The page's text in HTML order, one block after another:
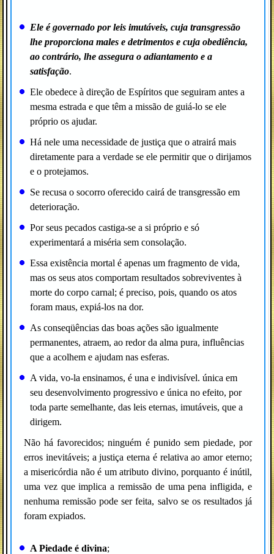
Ele é governado por leis imutáveis, cuja transgressão
lhe proporciona males e detrimentos e cuja obediência,
ao contrário, lhe assegura o adiantamento e a
satisfação.
Ele obedece à direção de Espíritos que seguiram antes a
mesma estrada e que têm a missão de guiá-lo se ele
próprio os ajudar.
Há nele uma necessidade de justiça que o atrairá mais
diretamente para a verdade se ele permitir que o dirijamos
e o protejamos.
Se recusa o socorro oferecido cairá de transgressão em
deterioração.
Por seus pecados castiga-se a si próprio e só
experimentará a miséria sem consolação.
Essa existência mortal é apenas um fragmento de vida,
mas os seus atos comportam resultados sobreviventes à
morte do corpo carnal; é preciso, pois, quando os atos
foram maus, expiá-los na dor.
As conseqüências das boas ações são igualmente
permanentes, atraem, ao redor da alma pura, influências
que a acolhem e ajudam nas esferas.
A vida, vo-la ensinamos, é una e indivisível. única em
seu desenvolvimento progressivo e única no efeito, por
toda parte semelhante, das leis eternas, imutáveis, que a
dirigem.
Não há favorecidos; ninguém é punido sem piedade, por
erros inevitáveis; a justiça eterna é relativa ao amor eterno;
a misericórdia não é um atributo divino, porquanto é inútil,
uma vez que implica a remissão de uma pena infligida, e
nenhuma remissão pode ser feita, salvo se os resultados já
foram expiados.
A Piedade é divina;